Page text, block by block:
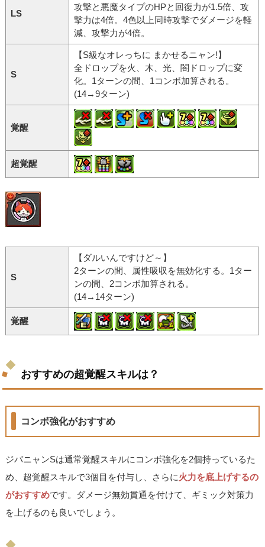
LS
攻撃と悪魔タイプのHPと回復力が1.5倍、攻
撃力は4倍。4色以上同時攻撃でダメージを軽
減、攻撃力が4倍。
S
【S級なオレっちに まかせるニャン!】
全ドロップを火、木、光、闇ドロップに変
化。1ターンの間、1コンボ加算される。
(14→9ターン)
覚醒
超覚醒
S
【ダルいんですけど～】
2ターンの間、属性吸収を無効化する。1ター
ンの間、2コンボ加算される。
(14→14ターン)
覚醒
おすすめの超覚醒スキルは？
コンボ強化がおすすめ
ジバニャンSは通常覚醒スキルにコンボ強化を2個持っているた
め、超覚醒スキルで3個目を付与し、さらに火力を底上げするの
がおすすめです。ダメージ無効貫通を付けて、ギミック対策力
を上げるのも良いでしょう。